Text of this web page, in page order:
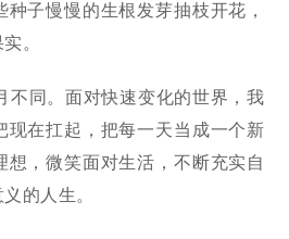
子慢慢的生根发芽抽枝开花，
。
不同。面对快速变化的世界，我
现在扛起，把每一天当成一个新
想，微笑面对生活，不断充实自
的人生。